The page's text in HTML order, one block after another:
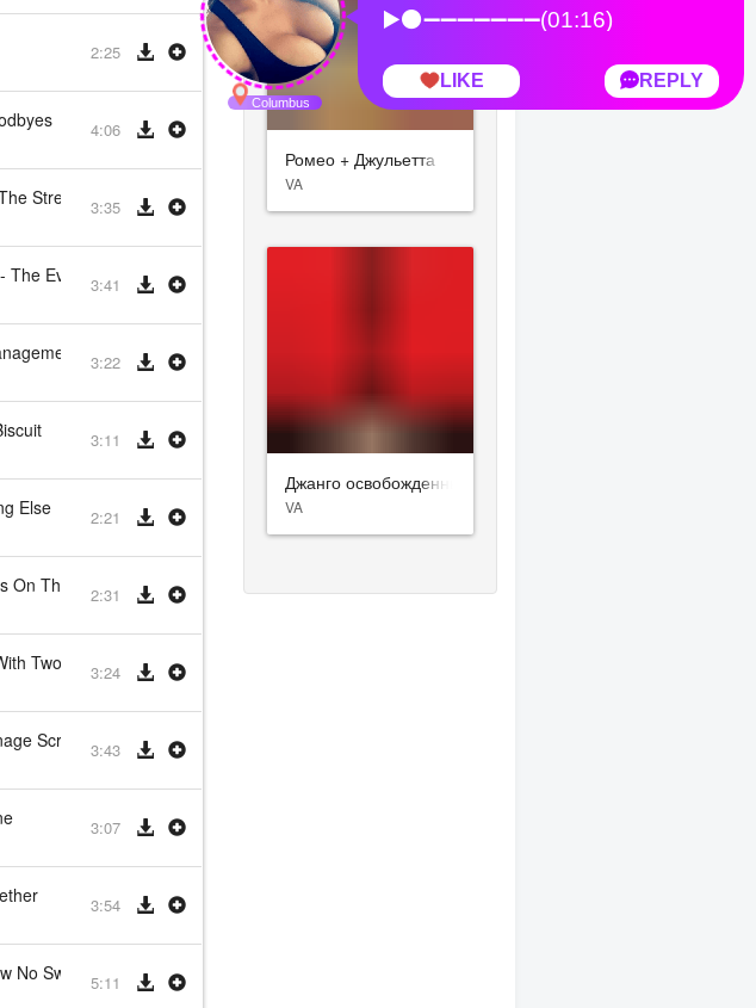
2:25
4:06
Street 3:35
Ever Lasting
3:41
101
3:22
3:11
Else 2:21
On The Money
2:31
Two Head3:24
Screamers
3:43
3:07
3:54
No Swear 5:11
Ромео + Джульетта
VA
Джанго освобожденный
VA